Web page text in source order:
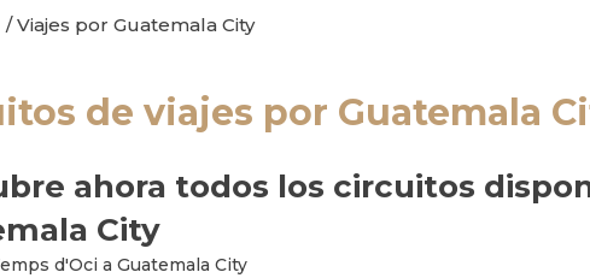
/Viajes por Guatemala City
de viajes por Guatemala
ahora todos los circuitos
City
d'Oci a Guatemala City